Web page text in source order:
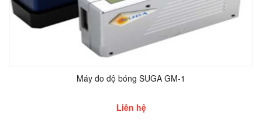
Máy đo độ bóng SUGA GM-1
Liên hệ